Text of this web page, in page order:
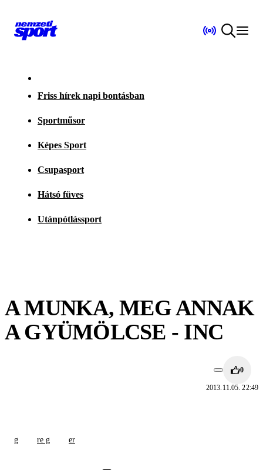
Friss hírek napi bontásban
Sportműsor
Képes Sport
Csupasport
Hátsó füves
Utánpótlássport
A MUNKA, MEG ANNAK
A GYÜMÖLCSE - INC
0
2013.11.05. 22:49
g re g er